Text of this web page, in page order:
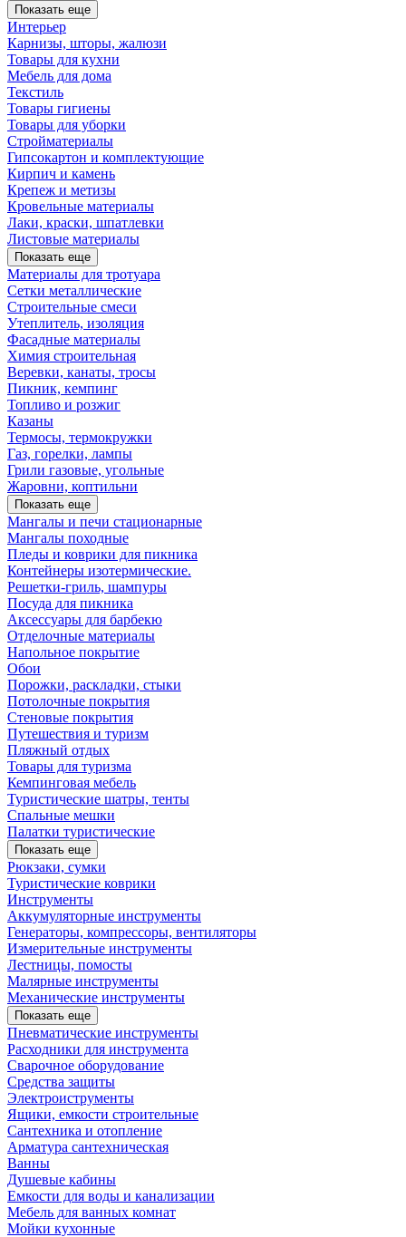
Показать еще
Интерьер
Карнизы, шторы, жалюзи
Товары для кухни
Мебель для дома
Текстиль
Товары гигиены
Товары для уборки
Стройматериалы
Гипсокартон и комплектующие
Кирпич и камень
Крепеж и метизы
Кровельные материалы
Лаки, краски, шпатлевки
Листовые материалы
Показать еще
Материалы для тротуара
Сетки металлические
Строительные смеси
Утеплитель, изоляция
Фасадные материалы
Химия строительная
Веревки, канаты, тросы
Пикник, кемпинг
Топливо и розжиг
Казаны
Термосы, термокружки
Газ, горелки, лампы
Грили газовые, угольные
Жаровни, коптильни
Показать еще
Мангалы и печи стационарные
Мангалы походные
Пледы и коврики для пикника
Контейнеры изотермические.
Решетки-гриль, шампуры
Посуда для пикника
Аксессуары для барбекю
Отделочные материалы
Напольное покрытие
Обои
Порожки, раскладки, стыки
Потолочные покрытия
Стеновые покрытия
Путешествия и туризм
Пляжный отдых
Товары для туризма
Кемпинговая мебель
Туристические шатры, тенты
Спальные мешки
Палатки туристические
Показать еще
Рюкзаки, сумки
Туристические коврики
Инструменты
Аккумуляторные инструменты
Генераторы, компрессоры, вентиляторы
Измерительные инструменты
Лестницы, помосты
Малярные инструменты
Механические инструменты
Показать еще
Пневматические инструменты
Расходники для инструмента
Сварочное оборудование
Средства защиты
Электроиструменты
Ящики, емкости строительные
Сантехника и отопление
Арматура сантехническая
Ванны
Душевые кабины
Емкости для воды и канализации
Мебель для ванных комнат
Мойки кухонные